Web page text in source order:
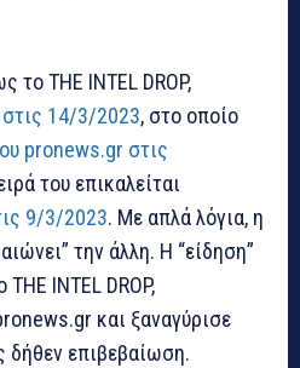
το THE INTEL DROP,
14/3/2023, στο οποίο
pronews.gr στις
του επικαλείται
9/3/2023. Με απλά λόγια, η
την άλλη. Η “είδηση”
INTEL DROP,
και ξαναγύρισε
δήθεν επιβεβαίωση.